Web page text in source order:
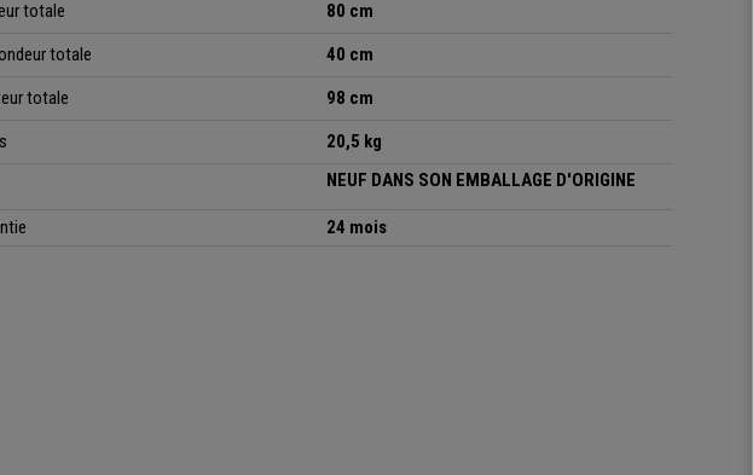
totale
80 cm
totale
40 cm
totale
98 cm
20,5 kg
NEUF DANS SON EMBALLAGE D'ORIGINE
24 mois